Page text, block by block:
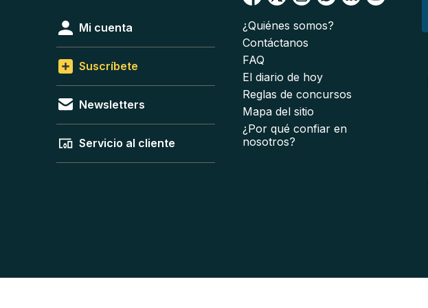
Mi cuenta
Suscríbete
Newsletters
Servicio al cliente
¿Quiénes somos?
Contáctanos
FAQ
El diario de hoy
Reglas de concursos
Mapa del sitio
¿Por qué confiar en
nosotros?